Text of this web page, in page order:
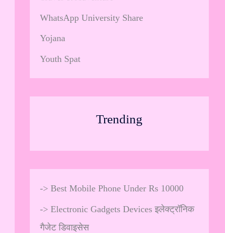
WhatsApp University Share
Yojana
Youth Spat
Trending
-> Best Mobile Phone Under Rs 10000
-> Electronic Gadgets Devices इलेक्ट्रॉनिक
गैजेट डिवाइसेस